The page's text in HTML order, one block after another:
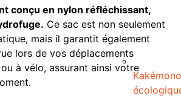
Kakémono
conçu en nylon réfléchissant,
Ce sac est non seulement
mais il garantit également
lors de vos déplacements
à vélo, assurant ainsi votre